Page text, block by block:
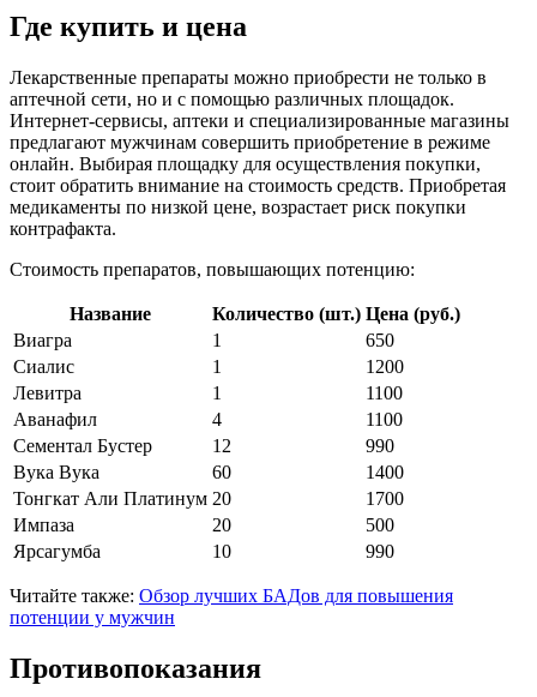
Где купить и цена
Лекарственные препараты можно приобрести не только в
аптечной сети, но и с помощью различных площадок.
Интернет-сервисы, аптеки и специализированные магазины
предлагают мужчинам совершить приобретение в режиме
онлайн. Выбирая площадку для осуществления покупки,
стоит обратить внимание на стоимость средств. Приобретая
медикаменты по низкой цене, возрастает риск покупки
контрафакта.
Стоимость препаратов, повышающих потенцию:
Название Количество (шт.) Цена (руб.)
Виагра
1
650
Сиалис
1
1200
Левитра
1
1100
Аванафил
4
1100
Сементал Бустер
12
990
Вука Вука
60
1400
Тонгкат Али Платинум 20
1700
Импаза
20
500
Ярсагумба
10 990
Читайте также: Обзор лучших БАДов для повышения
потенции у мужчин
Противопоказания